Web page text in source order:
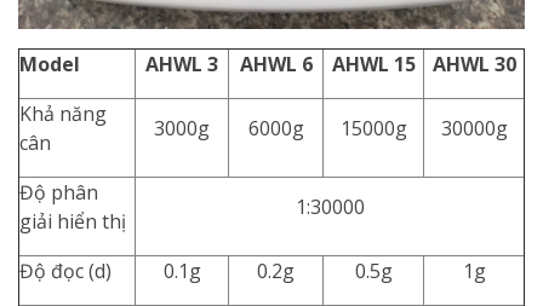
Model AHWL 3 AHWL 6 AHWL 15
AHWL 30
Khả năng
cân
3000g 6000g 15000g 30000g
Độ phân
giải hiển thị
1:30000
Độ đọc (d) 0.1g 0.2g 0.5g
1g